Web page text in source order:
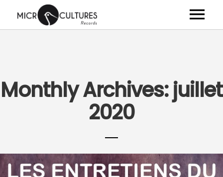
VIDÉOS
NEWS
SHOP
Monthly Archives: juillet
2020